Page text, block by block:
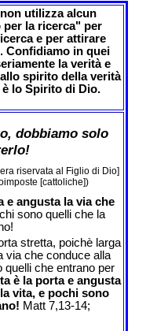
utilizza alcun
la ricerca" per
e per attirare
Confidiamo in quei
la verità e
spirito della verità
è lo Spirito di Dio.
dobbiamo solo
riservata al Figlio di Dio]
[cattoliche])
e angusta la via che
sono quelli che la
stretta, poichè larga
via che conduce alla
quelli che entrano per
è la porta e angusta
vita, e pochi sono
Matt 7,13-14;